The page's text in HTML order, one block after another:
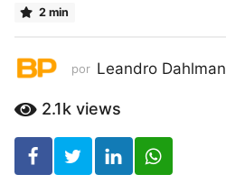
2 min
por Leandro Dahlman
2.1k views